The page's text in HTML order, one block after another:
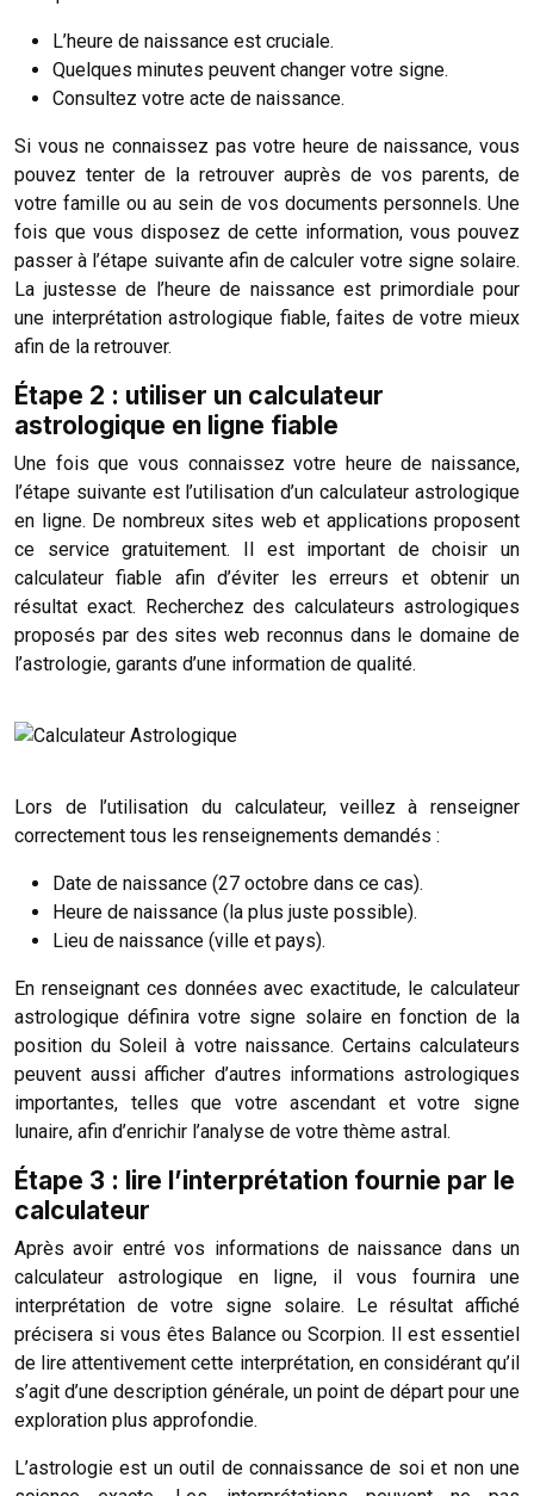
L’heure de naissance est cruciale.
Quelques minutes peuvent changer votre signe.
Consultez votre acte de naissance.
Si vous ne connaissez pas votre heure de naissance, vous
pouvez tenter de la retrouver auprès de vos parents, de
votre famille ou au sein de vos documents personnels. Une
fois que vous disposez de cette information, vous pouvez
passer à l’étape suivante afin de calculer votre signe solaire.
La justesse de l’heure de naissance est primordiale pour
une interprétation astrologique fiable, faites de votre mieux
afin de la retrouver.
Étape 2 : utiliser un calculateur
astrologique en ligne fiable
Une fois que vous connaissez votre heure de naissance,
l’étape suivante est l’utilisation d’un calculateur astrologique
en ligne. De nombreux sites web et applications proposent
ce service gratuitement. Il est important de choisir un
calculateur fiable afin d’éviter les erreurs et obtenir un
résultat exact. Recherchez des calculateurs astrologiques
proposés par des sites web reconnus dans le domaine de
l’astrologie, garants d’une information de qualité.
Lors de l’utilisation du calculateur, veillez à renseigner
correctement tous les renseignements demandés :
Date de naissance (27 octobre dans ce cas).
Heure de naissance (la plus juste possible).
Lieu de naissance (ville et pays).
En renseignant ces données avec exactitude, le calculateur
astrologique définira votre signe solaire en fonction de la
position du Soleil à votre naissance. Certains calculateurs
peuvent aussi afficher d’autres informations astrologiques
importantes, telles que votre ascendant et votre signe
lunaire, afin d’enrichir l’analyse de votre thème astral.
Étape 3 : lire l’interprétation fournie par le
calculateur
Après avoir entré vos informations de naissance dans un
calculateur astrologique en ligne, il vous fournira une
interprétation de votre signe solaire. Le résultat affiché
précisera si vous êtes Balance ou Scorpion. Il est essentiel
de lire attentivement cette interprétation, en considérant qu’il
s’agit d’une description générale, un point de départ pour une
exploration plus approfondie.
L’astrologie est un outil de connaissance de soi et non une